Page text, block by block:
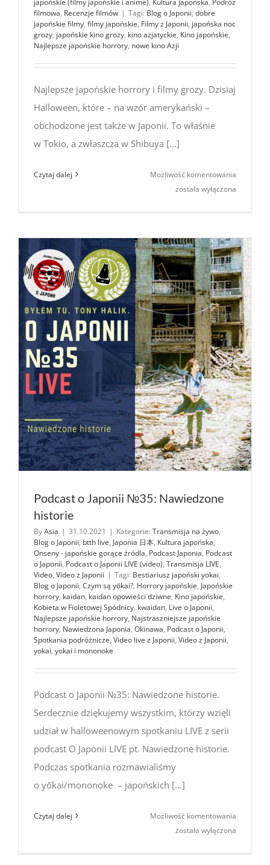
filmowa, Recenzje filmów | Tagi: Blog o Japonii, dobre
japońskie filmy, filmy japońskie, Filmy z Japonii, japońska noc
grozy, japońskie kino grozy, kino azjatyckie, Kino japońskie,
Najlepsze japońskie horrory, nowe kino Azji
Najlepsze japońskie horrory i filmy grozy. Dzisiaj
Halloween, które – na wzór amerykański –
obchodzone jest także w Japonii. To właśnie
w Tokio, a zwłaszcza w Shibuya [...]
Czytaj dalej Możliwość komentowania
została wyłączona
Podcast o Japonii №35: Nawiedzone
historie
ByAsia | 31.10.2021 | Kategorie: Transmisja na żywo,
Blog o Japonii, btth live, Japonia 日本, Kultura japońska,
Onseny - japońskie gorące źródla, Podcast Japonia, Podcast
o Japonii, Podcast o Japonii LIVE (video), Transmisja LIVE,
Video, Video z Japonii | Tagi: Bestiariusz japoński yokai,
Blog o Japonii, Czym są yōkai?, Horrory japońskie, Japońskie
horrory, kaidan, kaidan opowieści dziwne, Kino japońskie,
Kobieta w Fioletowej Spódnicy, kwaidan, Live o Japonii,
Najlepsze japońskie horrory, Najstraszniejsze japońskie
horrory, Nawiedzona Japonia, Okinawa, Podcast o Japonii,
Spotkania podróżnicze, Video live z Japonii, Video z Japonii,
yokai, yokai i mononoke
Podcast o Japonii №35: Nawiedzone historie.
Serdecznie dziękujemy wszystkim, którzy wzięli
udział w halloweenowym spotkaniu LIVE z serii
podcast O Japonii LIVE pt. Nawiedzone historie.
Podczas spotkania rozmawialiśmy
o yōkai/mononoke – japońskich [...]
Czytaj dalej Możliwość komentowania
została wyłączona